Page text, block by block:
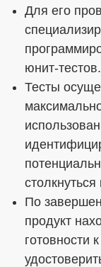
Для его
юнит-тестов.
Тесты
По
продукт
готовности